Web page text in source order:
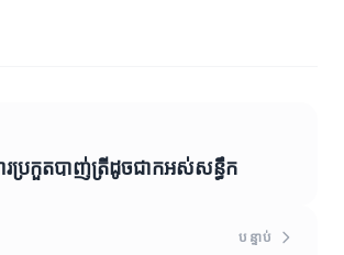
ារប្រកួតបាញ់ត្រីដូចជាកអស់សន្ធឹក
បន្ទាប់